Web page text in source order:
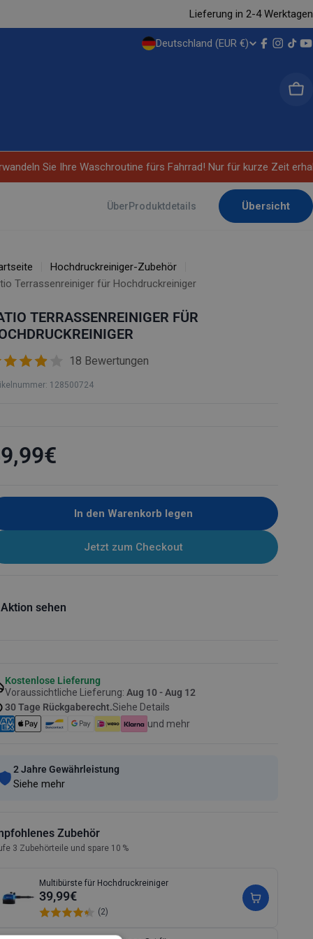
Lieferung in 2-4 Werktagen
L
/
R
E
Deutschland (EUR €)
Facebook
Sie Ihre Waschroutine fürs Fahrrad! Nur für kurze Zeit
Über Produktdetails Übersicht
Hochdruckreiniger-Zubehör
Terrassenreiniger für Hochdruckreiniger
TERRASSENREINIGER FÜR
18 Bewertungen
128500724
In den Warenkorb legen
Jetzt zum Checkout
sehen
Kostenlose Lieferung
Voraussichtliche Lieferung:Aug 10 - Aug 12
30 Tage Rückgaberecht.Siehe Details
und mehr
2 Jahre Gewährleistung
Siehe mehr
Zubehör
3 Zubehörteile und spare 10 %
Multibürste für Hochdruckreiniger
39,99€
(2)